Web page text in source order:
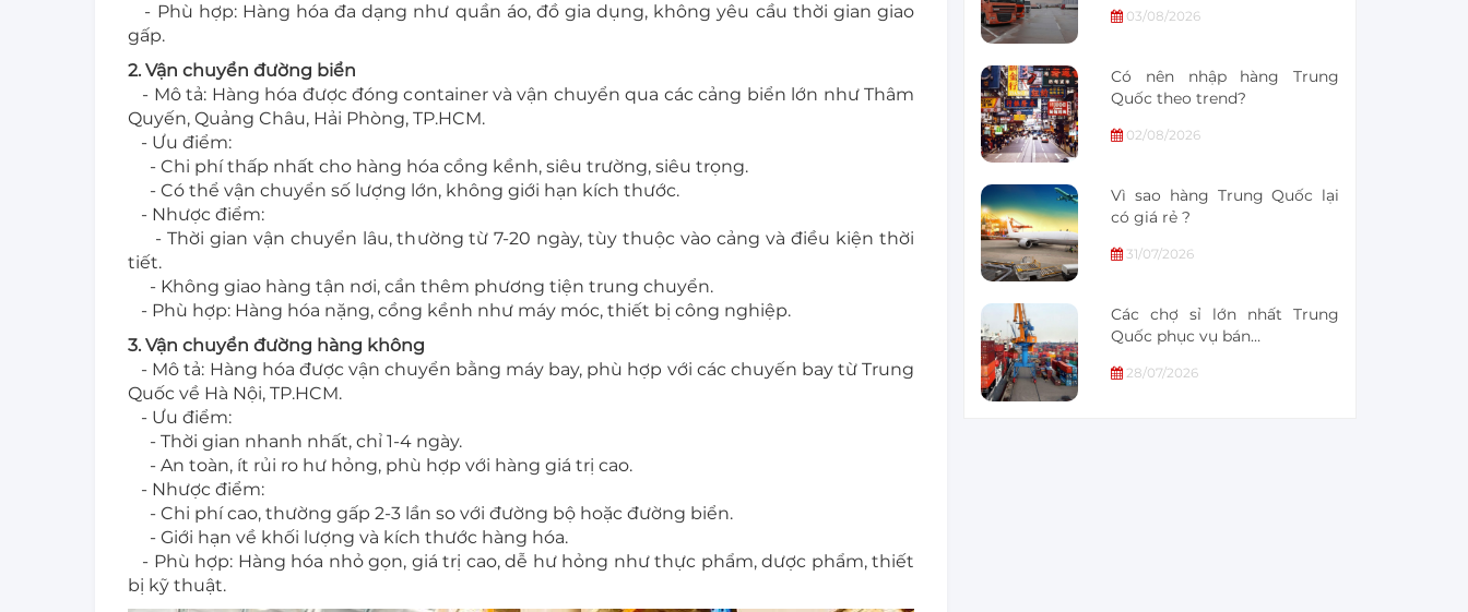
- Phù hợp: Hàng hóa đa dạng như quần áo, đồ gia dụng, không yêu cầu thời gian giao
gấp.
2. Vận chuyển đường biển
- Mô tả: Hàng hóa được đóng container và vận chuyển qua các cảng biển lớn như Thâm
Quyến, Quảng Châu, Hải Phòng, TP.HCM.
- Ưu điểm:
- Chi phí thấp nhất cho hàng hóa cồng kềnh, siêu trường, siêu trọng.
- Có thể vận chuyển số lượng lớn, không giới hạn kích thước.
- Nhược điểm:
- Thời gian vận chuyển lâu, thường từ 7-20 ngày, tùy thuộc vào cảng và điều kiện thời
tiết.
- Không giao hàng tận nơi, cần thêm phương tiện trung chuyển.
- Phù hợp: Hàng hóa nặng, cồng kềnh như máy móc, thiết bị công nghiệp.
3. Vận chuyển đường hàng không
- Mô tả: Hàng hóa được vận chuyển bằng máy bay, phù hợp với các chuyến bay từ Trung
Quốc về Hà Nội, TP.HCM.
- Ưu điểm:
- Thời gian nhanh nhất, chỉ 1-4 ngày.
- An toàn, ít rủi ro hư hỏng, phù hợp với hàng giá trị cao.
- Nhược điểm:
- Chi phí cao, thường gấp 2-3 lần so với đường bộ hoặc đường biển.
- Giới hạn về khối lượng và kích thước hàng hóa.
- Phù hợp: Hàng hóa nhỏ gọn, giá trị cao, dễ hư hỏng như thực phẩm, dược phẩm, thiết
bị kỹ thuật.
03/08/2026
Có nên nhập hàng Trung
Quốc theo trend?
02/08/2026
Vì sao hàng Trung Quốc lại
có giá rẻ ?
31/07/2026
Các chợ sỉ lớn nhất Trung
Quốc phục vụ bán…
28/07/2026